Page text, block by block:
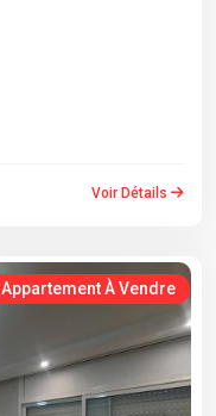
Voir Détails
Appartement À Vendre